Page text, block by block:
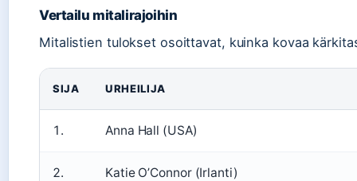
Vertailu mitalirajoihin
Mitalistien tulokset osoittavat, kuinka kovaa
SIJA URHEILIJA
1. Anna Hall (USA)
2. Katie O’Connor (Irlanti)